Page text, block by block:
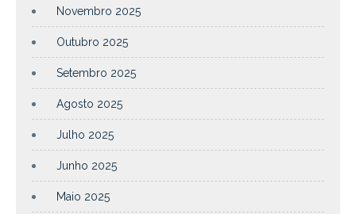
Novembro 2025
Outubro 2025
Setembro 2025
Agosto 2025
Julho 2025
Junho 2025
Maio 2025